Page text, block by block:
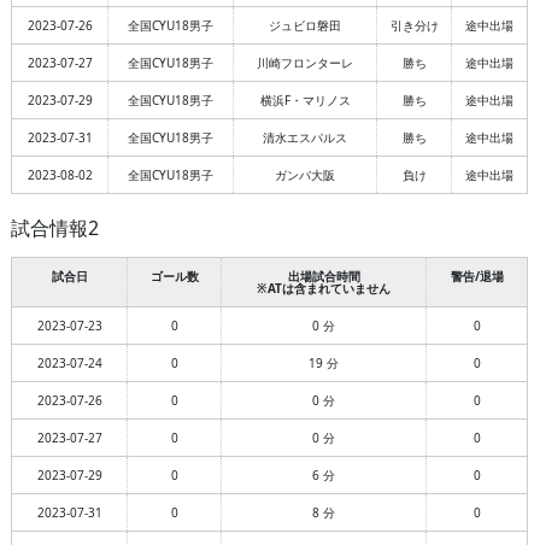
2023-07-26 全国CYU18男子 ジュビロ磐田 引き分け 途中出場
2023-07-27 全国CYU18男子 川崎フロンターレ 勝ち 途中出場
2023-07-29 全国CYU18男子 横浜F・マリノス 勝ち 途中出場
2023-07-31 全国CYU18男子 清水エスパルス 勝ち 途中出場
2023-08-02 全国CYU18男子 ガンバ大阪 負け 途中出場
試合情報2
試合日 ゴール数 出場試合時間
※ATは含まれていません
警告/退場
2023-07-23 0 0 分 0
2023-07-24 0 19 分 0
2023-07-26 0 0 分 0
2023-07-27 0 0 分 0
2023-07-29 0 6 分 0
2023-07-31 0 8 分 0